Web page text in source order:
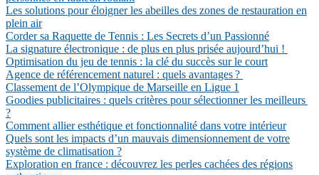
Les solutions pour éloigner les abeilles des zones de restauration en
plein air
Corder sa Raquette de Tennis : Les Secrets d’un Passionné
La signature électronique : de plus en plus prisée aujourd’hui !
Optimisation du jeu de tennis : la clé du succès sur le court
Agence de référencement naturel : quels avantages ?
Classement de l’Olympique de Marseille en Ligue 1
Goodies publicitaires : quels critères pour sélectionner les meilleurs
?
Comment allier esthétique et fonctionnalité dans votre intérieur
Quels sont les impacts d’un mauvais dimensionnement de votre
système de climatisation ?
Exploration en france : découvrez les perles cachées des régions